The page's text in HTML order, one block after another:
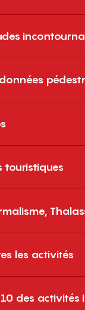
touristiques
les activités
10 des activités
expositions,
temps forts
de
près de
notre
sorties
de
les
en